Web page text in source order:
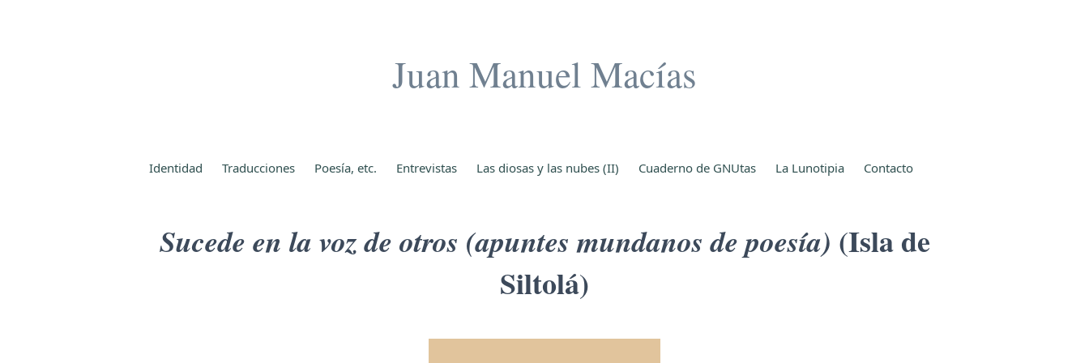
Juan Manuel Macías
Identidad Traducciones Poesía, etc. Entrevistas Las diosas y las nubes (II) Cuaderno de GNUtas La Lunotipia Contacto
Sucede en la voz de otros (apuntes mundanos de poesía) (Isla de
Siltolá)